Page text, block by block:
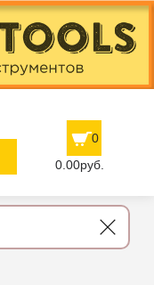
0
0.00руб.